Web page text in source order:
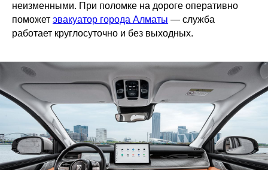
неизменными. При поломке на дороге оперативно
поможет эвакуатор города Алматы — служба
работает круглосуточно и без выходных.